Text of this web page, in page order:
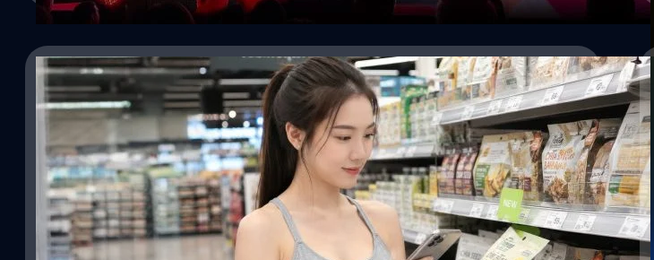
สร้างผลงานร่วมกันได้มากขึ้น "ตาตั้ง" รวมซีรีส์แนวตั้งไว้ในที่เดียว ไฮไลต์ของงานคือการเปิดตัว "ตาตั้ง" มินิ
แอปฯ สำหรับรับชมซีรีส์แนวตั้งโดยเฉพาะ ภายในแพลตฟอร์มจะรวบรวมซีรีส์จากหลายประเทศ ทั้งจีน ญี่ปุ่น
อังกฤษ รวมถึงเตรียมผลิต Thai Original Content อย่างต่อเนื่อง พร้อมรองรับเสียงพากย์และคำบรรยาย
ภาษาไทย เพื่อให้ผู้ชมเข้าถึงคอนเทนต์ได้ง่ายขึ้น ผู้ใช้สามารถรับชมผ่านเว็บไซต์ tatang.trueid.net หรือใช้
งานผ่านแอปฯ TrueID ได้ โดยไม่จำเป็นต้องดาวน์โหลดหลายแอปเหมือนที่ผ่านมา…